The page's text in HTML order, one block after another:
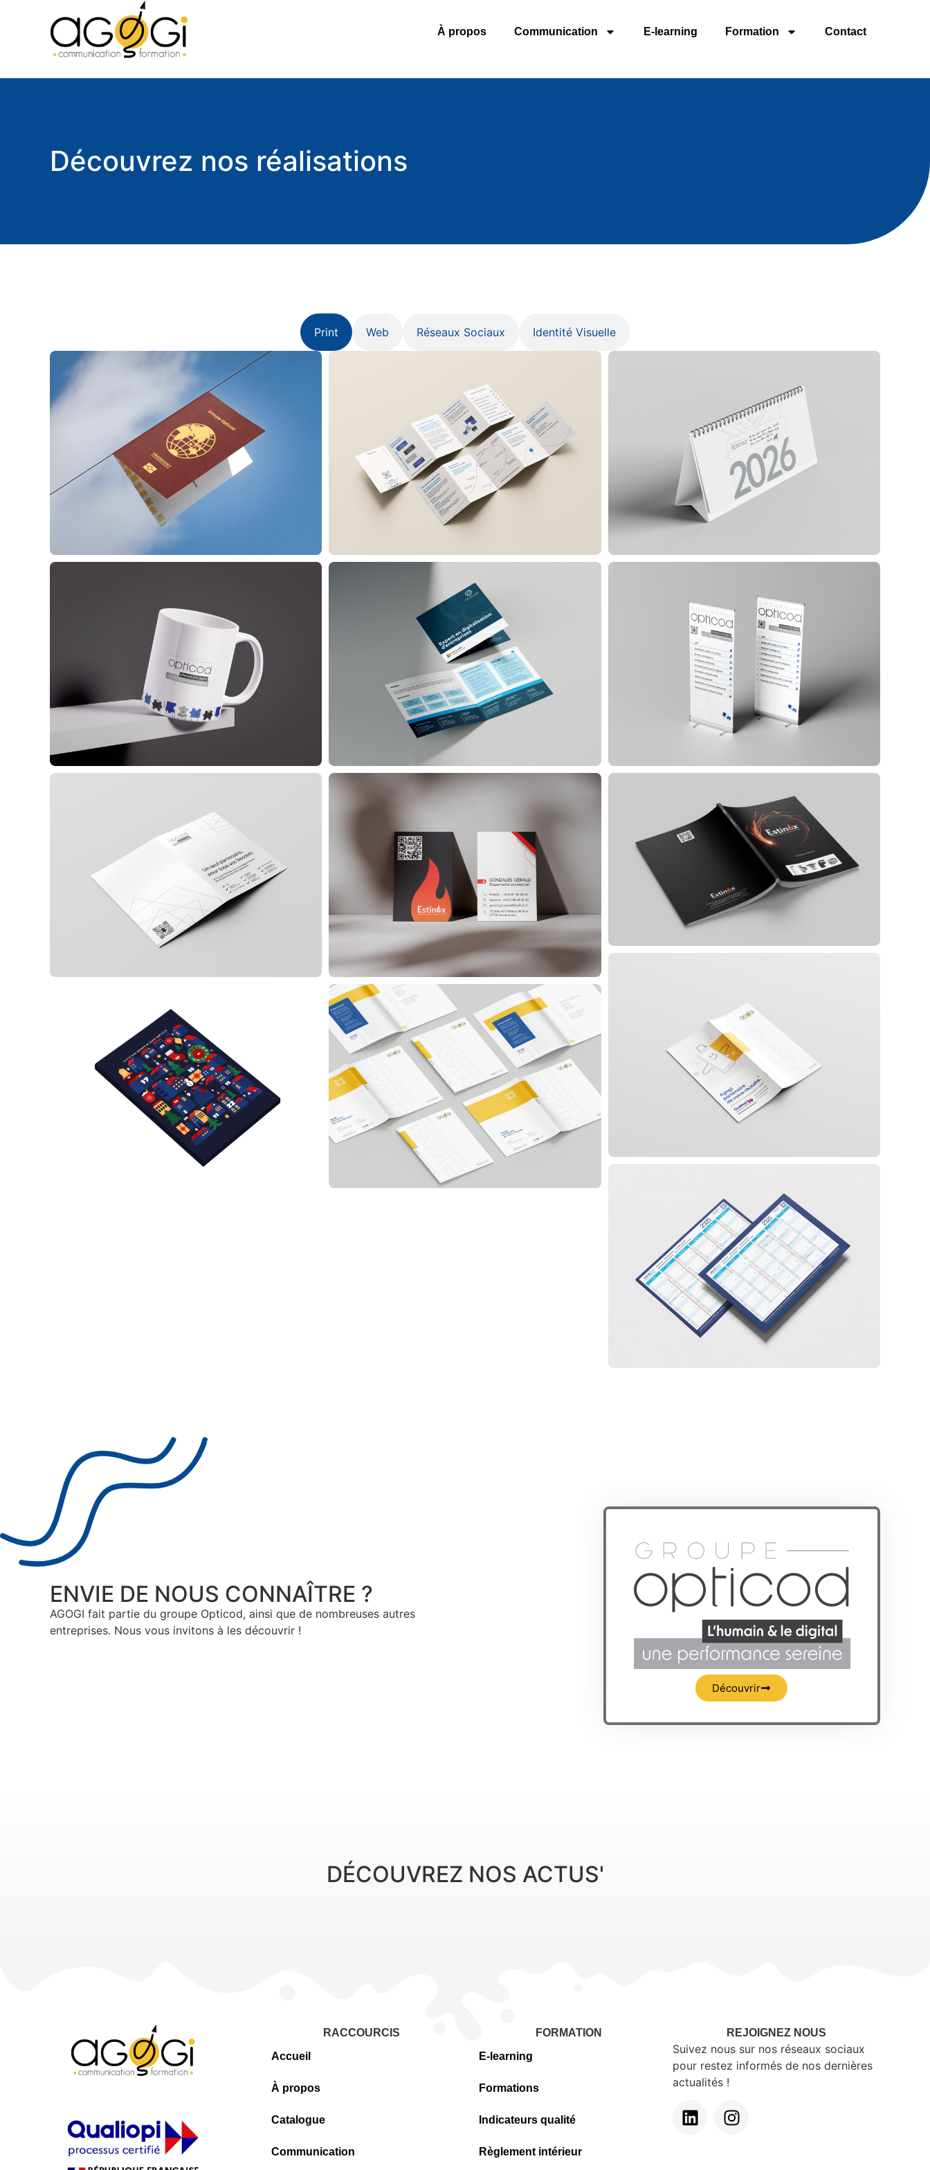
À propos Communication E-learning Formation Contact
Découvrez nos réalisations
Print Web Réseaux Sociaux Identité Visuelle
ENVIE DE NOUS CONNAÎTRE ?
AGOGI fait partie du groupe Opticod, ainsi que de nombreuses autres
entreprises. Nous vous invitons à les découvrir !
Découvrir
DÉCOUVREZ NOS ACTUS'
RACCOURCIS
Accueil
À propos
Catalogue
Communication
FORMATION
E-learning
Formations
Indicateurs qualité
Règlement intérieur
REJOIGNEZ NOUS
Suivez nous sur nos réseaux sociaux
pour restez informés de nos dernières
actualités !